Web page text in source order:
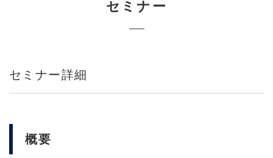
セミナー
セミナー詳細
概要